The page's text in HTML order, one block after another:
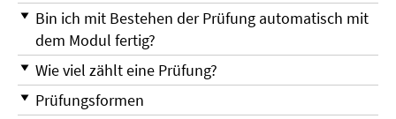
Bin ich mit Bestehen der Prüfung automatisch mit
dem Modul fertig?
Wie viel zählt eine Prüfung?
Prüfungsformen